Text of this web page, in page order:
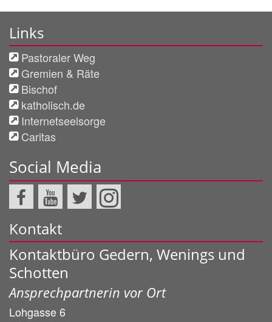
Links
Pastoraler Weg
Gremien & Räte
Bischof
katholisch.de
Internetseelsorge
Caritas
Social Media
Kontakt
Kontaktbüro Gedern, Wenings und
Schotten
Ansprechpartnerin vor Ort
Lohgasse 6